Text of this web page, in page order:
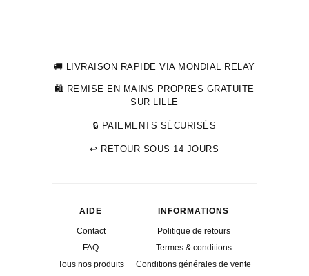
🚚 LIVRAISON RAPIDE VIA MONDIAL RELAY
🛍 REMISE EN MAINS PROPRES GRATUITE
SUR LILLE
🔒 PAIEMENTS SÉCURISÉS
↩ RETOUR SOUS 14 JOURS
AIDE
Contact
FAQ
Tous nos produits
INFORMATIONS
Politique de retours
Termes & conditions
Conditions générales de vente